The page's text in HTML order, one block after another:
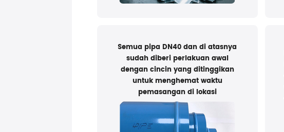
Semua pipa DN40 dan di atasnya
sudah diberi perlakuan awal
dengan cincin yang ditinggikan
untuk menghemat waktu
pemasangan di lokasi